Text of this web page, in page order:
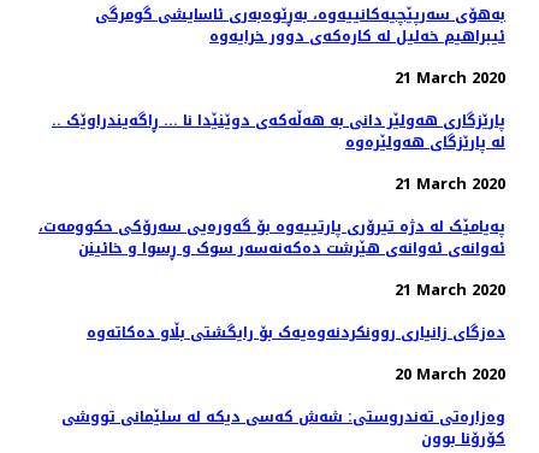
بەهۆی سەرپێچیەکانییەوە، بەڕێوەبەری ئاسایشی گومرگی
ئیبراهیم خەلیل لە کارەکەی دوور خرایەوە
21 March 2020
.. پارێزگاری هەولێر دانی بە هەڵەکەی دوێنێدا نا ... ڕاگەیندراوێک
لە پارێزگای هەولێرەوە
21 March 2020
پەیامێک لە دژە تیرۆری پارتییەوە بۆ گەورەیی سەرۆکی حکوومەت،
ئەوانەی ئەوانەی هێرشت دەکەنەسەر سوک و ڕسوا و خائینن
21 March 2020
دەزگای زانیاری روونکردنەوەیەک بۆ رایگشتی بڵاو دەکاتەوە
20 March 2020
وەزارەتی تەندروستی: شەش كەسی دیكە لە سلێمانی تووشی
كۆرۆنا بوون